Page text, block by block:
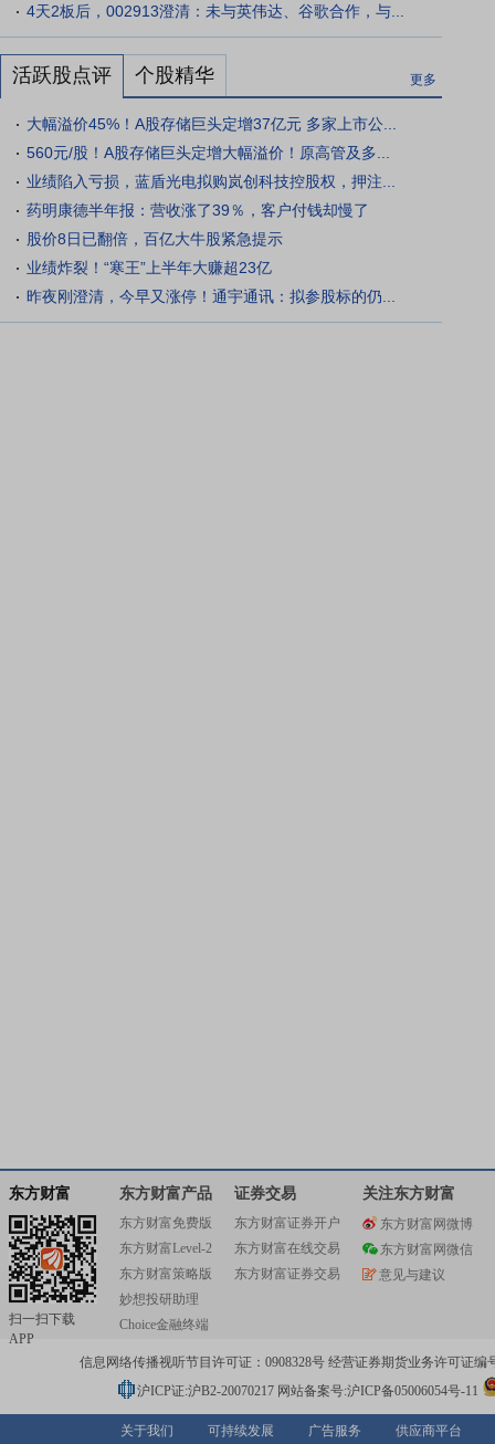
4天2板后，002913澄清：未与英伟达、谷歌合作，与...
活跃股点评 个股精华 更多
大幅溢价45%！A股存储巨头定增37亿元 多家上市公...
560元/股！A股存储巨头定增大幅溢价！原高管及多...
业绩陷入亏损，蓝盾光电拟购岚创科技控股权，押注...
药明康德半年报：营收涨了39％，客户付钱却慢了
股价8日已翻倍，百亿大牛股紧急提示
业绩炸裂！“寒王”上半年大赚超23亿
昨夜刚澄清，今早又涨停！通宇通讯：拟参股标的仍...
东方财富
扫一扫下载
APP
东方财富产品
东方财富免费版
东方财富Level-2
东方财富策略版
妙想投研助理
Choice金融终端
证券交易
东方财富证券开户
东方财富在线交易
东方财富证券交易
关注东方财富
东方财富网微博
东方财富网微信
意见与建议
信息网络传播视听节目许可证：0908328号 经营证券期货业务许可证编
沪ICP证:沪B2-20070217 网站备案号:沪ICP备05006054号-11
关于我们 可持续发展 广告服务 供应商平台